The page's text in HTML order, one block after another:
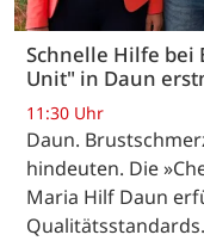
Schnelle Hilfe bei
Unit" in Daun
11:30 Uhr
Daun.
hindeuten. Die
Maria Hilf Daun
Qualitätsstandards.